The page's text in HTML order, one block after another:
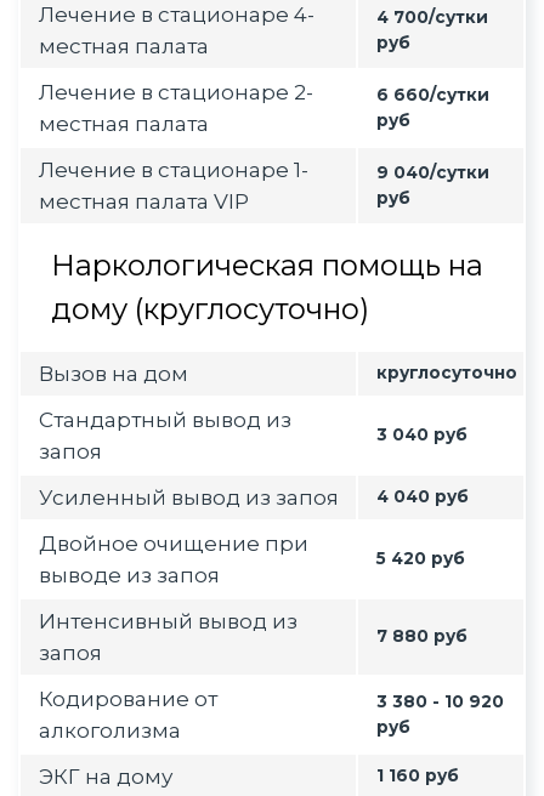
Лечение в стационаре 4-
местная палата
4 700/сутки
руб
Лечение в стационаре 2-
местная палата
6 660/сутки
руб
Лечение в стационаре 1-
местная палата VIP
9 040/сутки
руб
Наркологическая помощь на
дому (круглосуточно)
Вызов на дом круглосуточно
Стандартный вывод из
запоя
3 040 руб
Усиленный вывод из запоя 4 040 руб
Двойное очищение при
выводе из запоя
5 420 руб
Интенсивный вывод из
запоя
7 880 руб
Кодирование от
алкоголизма
3 380 - 10 920
руб
ЭКГ на дому 1 160 руб